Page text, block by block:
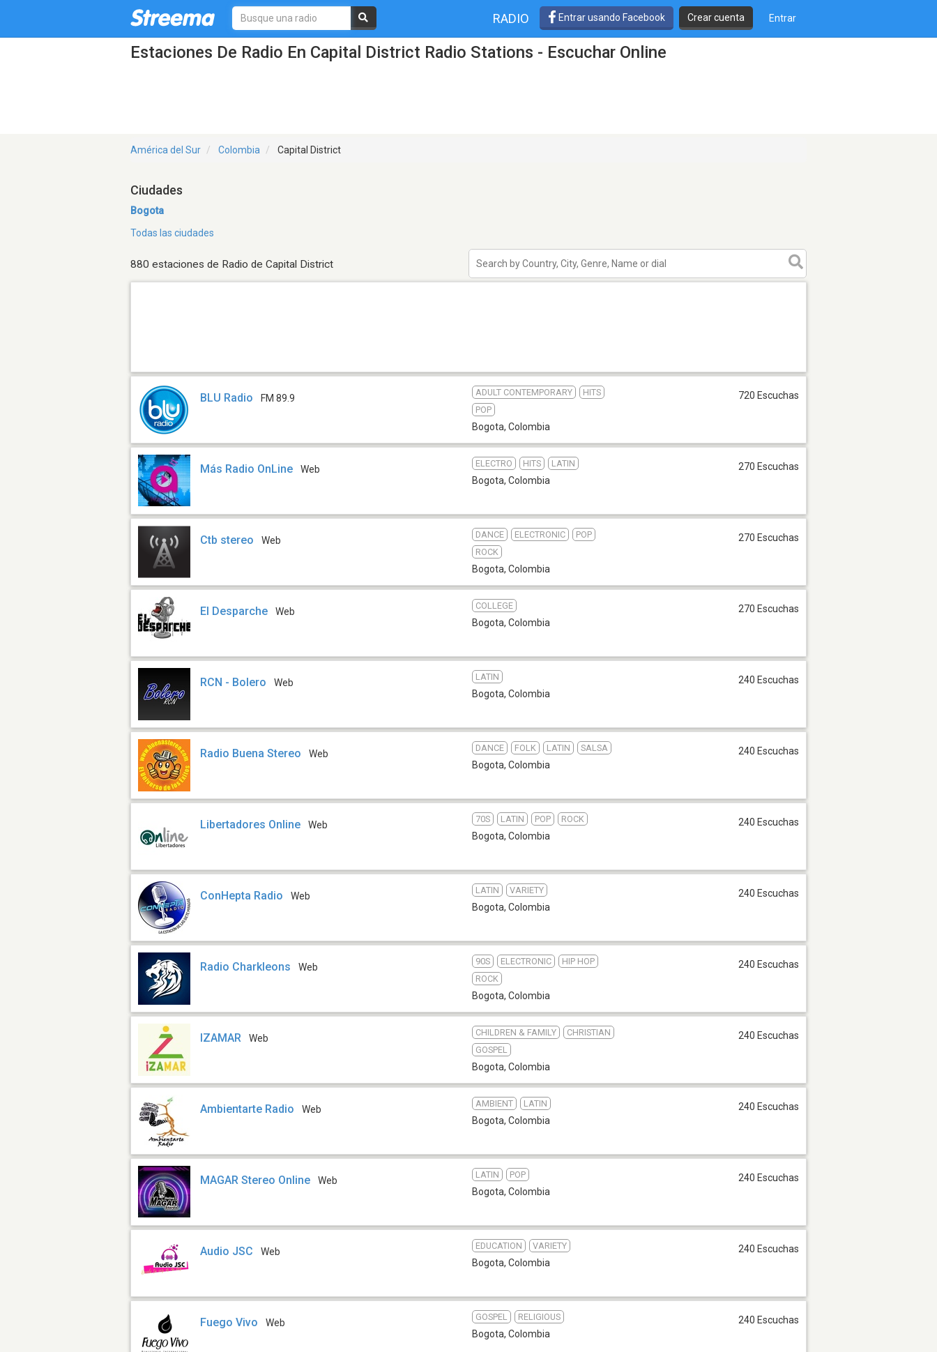
RADIO Entrar usando Facebook Crear cuenta Entrar
Estaciones De Radio En Capital District Radio Stations - Escuchar Online
América del Sur Colombia Capital District
Ciudades
Bogota
Todas las ciudades
880 estaciones de Radio de Capital District
BLU Radio FM 89.9
ADULT CONTEMPORARY
HITS
POP
Bogota, Colombia
720 Escuchas
Más Radio OnLine Web
ELECTRO HITS LATIN
Bogota, Colombia
270 Escuchas
Ctb stereo Web
DANCE ELECTRONIC
POP
ROCK
Bogota, Colombia
270 Escuchas
El Desparche Web
COLLEGE
Bogota, Colombia
270 Escuchas
RCN - Bolero Web
LATIN
Bogota, Colombia
240 Escuchas
Radio Buena Stereo Web
DANCE FOLK LATIN SALSA
Bogota, Colombia
240 Escuchas
Libertadores Online Web
70S LATIN POP ROCK
Bogota, Colombia
240 Escuchas
ConHepta Radio Web
LATIN VARIETY
Bogota, Colombia
240 Escuchas
Radio Charkleons Web
90S ELECTRONIC
HIP HOP
ROCK
Bogota, Colombia
240 Escuchas
IZAMAR Web
CHILDREN & FAMILY
CHRISTIAN
GOSPEL
Bogota, Colombia
240 Escuchas
Ambientarte Radio Web
AMBIENT LATIN
Bogota, Colombia
240 Escuchas
MAGAR Stereo Online Web
LATIN POP
Bogota, Colombia
240 Escuchas
Audio JSC Web
EDUCATION VARIETY
Bogota, Colombia
240 Escuchas
Fuego Vivo Web
GOSPEL RELIGIOUS
Bogota, Colombia
240 Escuchas